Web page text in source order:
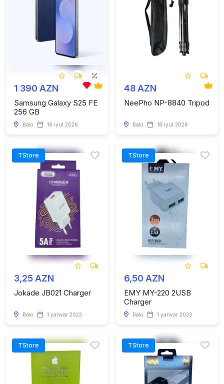
1 390 AZN
Samsung Galaxy S25 FE
256 GB
Bakı 16 iyul 2026
48 AZN
NeePho NP-8840 Tripod
Bakı 18 iyul 2026
TStore
3,25 AZN
Jokade JB021 Charger
Bakı 1 yanvar 2023
TStore
6,50 AZN
EMY MY-220 2USB
Charger
Bakı 1 yanvar 2023
TStore TStore